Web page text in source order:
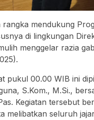
mendukung
di lingkungan
menggelar razia
pukul 00.00 WIB ini
S.Kom., M.Si.,
Kegiatan tersebut
melibatkan seluruh